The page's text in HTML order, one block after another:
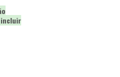
incluir